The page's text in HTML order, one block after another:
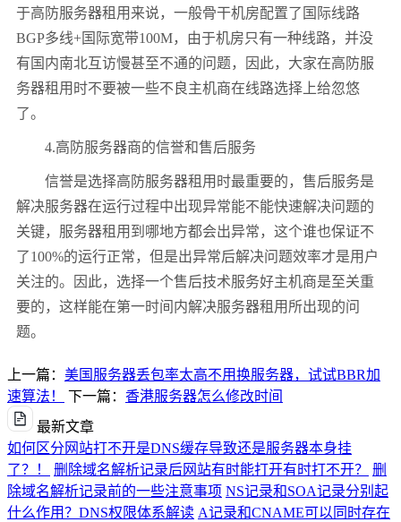
于高防服务器租用来说，一般骨干机房配置了国际线路
BGP多线+国际宽带100M，由于机房只有一种线路，并没
有国内南北互访慢甚至不通的问题，因此，大家在高防服
务器租用时不要被一些不良主机商在线路选择上给忽悠
了。
4.高防服务器商的信誉和售后服务
信誉是选择高防服务器租用时最重要的，售后服务是
解决服务器在运行过程中出现异常能不能快速解决问题的
关键，服务器租用到哪地方都会出异常，这个谁也保证不
了100%的运行正常，但是出异常后解决问题效率才是用户
关注的。因此，选择一个售后技术服务好主机商是至关重
要的，这样能在第一时间内解决服务器租用所出现的问
题。
上一篇： 美国服务器丢包率太高不用换服务器，试试BBR加
速算法！
下一篇： 香港服务器怎么修改时间
最新文章
如何区分网站打不开是DNS缓存导致还是服务器本身挂
了？！
删除域名解析记录后网站有时能打开有时打不开？
删
除域名解析记录前的一些注意事项 NS记录和SOA记录分别起
什么作用？DNS权限体系解读 A记录和CNAME可以同时存在